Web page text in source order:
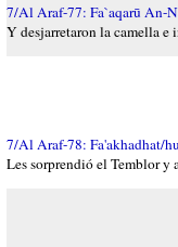
7/Al Araf-77: Fa`aqarū An-
Y desjarretaron la camella e
7/Al Araf-78: Fa'akhadhat/
Les sorprendió el Temblor y